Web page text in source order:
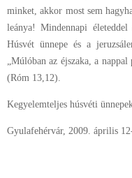
minket, akkor most sem
leánya! Mindennapi
Húsvét ünnepe és a
„Múlóban az éjszaka, a
(Róm 13,12).
Kegyelemteljes húsvéti
Gyulafehérvár, 2009. április